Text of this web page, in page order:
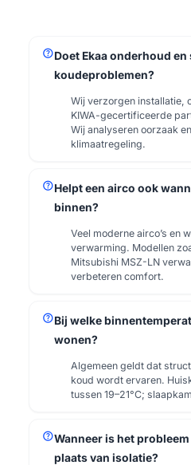
helpDoet Ekaa onderhoud
koudeproblemen?
Wij verzorgen installatie,
KIWA-gecertificeerde
Wij analyseren oorzaak
klimaatregeling.
helpHelpt een airco ook
binnen?
Veel moderne airco’s en
verwarming. Modellen
Mitsubishi MSZ-LN
verbeteren comfort.
helpBij welke
wonen?
Algemeen geldt dat
koud wordt ervaren.
tussen 19–21°C;
helpWanneer is het
plaats van isolatie?